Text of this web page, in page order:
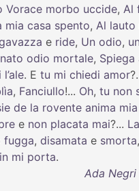
Vorace morbo uccide, Al
mia casa spento, Al lauto
e ride, Un odio, un
odio mortale, Spiega
l’ale. E tu mi chiedi amor
, Fanciullo!... Oh, tu non
de la rovente anima mia
e non placata mai?...
fugga, disamata e smorta,
mi porta.
Ada